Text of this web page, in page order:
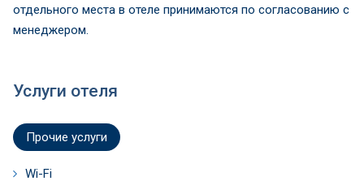
отдельного места в отеле принимаются по согласованию с
менеджером.
Услуги отеля
Прочие услуги
Wi-Fi